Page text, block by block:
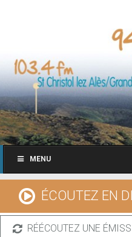
MENU
ÉCOUTEZ EN
RÉÉCOUTEZ UNE